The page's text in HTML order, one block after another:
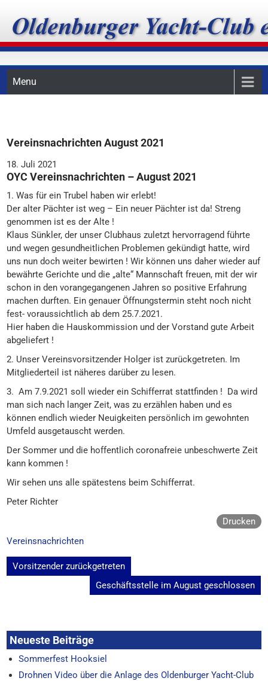
content
Oldenburger Yacht-Club
e.V.
Menu
Vereinsnachrichten August 2021
18. Juli 2021
OYC Vereinsnachrichten – August 2021
1. Was für ein Trubel haben wir erlebt!
Der alter Pächter ist weg – Ein neuer Pächter ist da! Streng
genommen ist es der Alte !
Klaus Sünkler, der unser Clubhaus zuletzt hervorragend führte
und wegen gesundheitlichen Problemen gekündigt hatte, wird
uns nun doch weiter bewirten ! Wir können uns daher wieder auf
bewährte Gerichte und die „alte“ Mannschaft freuen, mit der wir
schon in den vorangegangenen Jahren so positive Erfahrung
machen durften. Ein genauer Öffnungstermin steht noch nicht
fest- voraussichtlich ab dem 25.7.2021.
Hier haben die Hauskommission und der Vorstand gute Arbeit
abgeliefert !
2. Unser Vereinsvorsitzender Holger ist zurückgetreten. Im
Mitgliederteil ist näheres darüber zu lesen.
3. Am 7.9.2021 soll wieder ein Schifferrat stattfinden ! Da wird
man sich nach langer Zeit, was zu erzählen haben und es
können endlich wieder Neuigkeiten persönlich im gewohnten
Umfeld ausgetauscht werden.
Der Sommer und die hoffentlich coronafreie unbeschwerte Zeit
kann kommen !
Wir sehen uns alle spätestens beim Schifferrat.
Peter Richter
Drucken
Vereinsnachrichten
Beitragsnavigation
Vorsitzender zurückgetreten
Geschäftsstelle im August geschlossen
Neueste Beiträge
Sommerfest Hooksiel
Drohnen Video über die Anlage des Oldenburger Yacht-Club